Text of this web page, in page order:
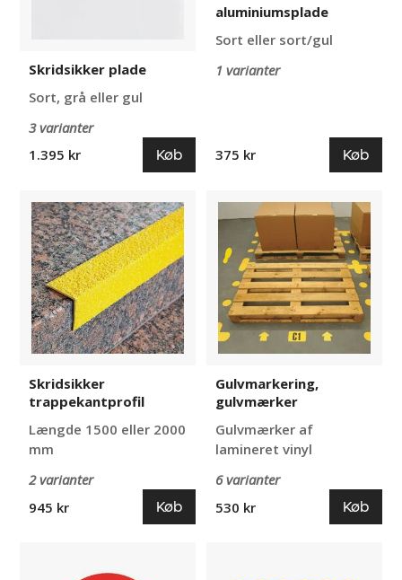
Skridsikker plade
Sort, grå eller gul
3 varianter
1.395 kr
Køb
aluminiumsplade
Sort eller sort/gul
1 varianter
375 kr Køb
Skridsikker
trappekantprofil
Skridsikker
trappekantprofil
Længde 1500 eller 2000
mm
2 varianter
945 kr
Køb
Gulvmarkering,
gulvmærker
Gulvmarkering,
gulvmærker
Gulvmærker af
lamineret vinyl
6 varianter
530 kr
Køb